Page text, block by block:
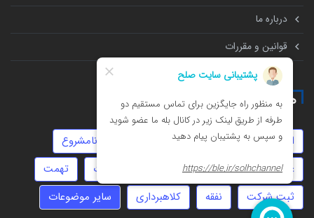
درباره ما
قوانین و مقررات
همه چیز درباره
استارتاپ مهاجرت توهین
روابط نامشروع
عقد دائم
تنظیم قرارداد ارث
تهمت
ثبت شرکت
نفقه کلاهبرداری سایر موضوعات